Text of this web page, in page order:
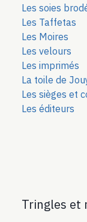
Les soies bro
Les Taffetas
Les Moires
Les velours
Les imprimés
La toile de
Les sièges et
Les éditeurs
Tringles et